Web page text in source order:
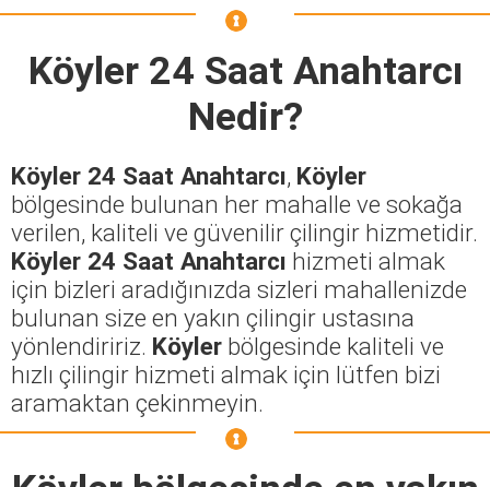
Köyler 24 Saat Anahtarcı
Nedir?
Köyler 24 Saat Anahtarcı, Köyler
bölgesinde bulunan her mahalle ve sokağa
verilen, kaliteli ve güvenilir çilingir hizmetidir.
Köyler 24 Saat Anahtarcı hizmeti almak
için bizleri aradığınızda sizleri mahallenizde
bulunan size en yakın çilingir ustasına
yönlendiririz. Köyler bölgesinde kaliteli ve
hızlı çilingir hizmeti almak için lütfen bizi
aramaktan çekinmeyin.